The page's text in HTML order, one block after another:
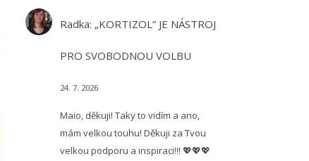
Radka: „KORTIZOL“ JE NÁSTROJ
PRO SVOBODNOU VOLBU
24. 7. 2026
Maio, děkuji! Taky to vidím a ano,
mám velkou touhu! Děkuji za Tvou
velkou podporu a inspiraci!!! 💖💖💖